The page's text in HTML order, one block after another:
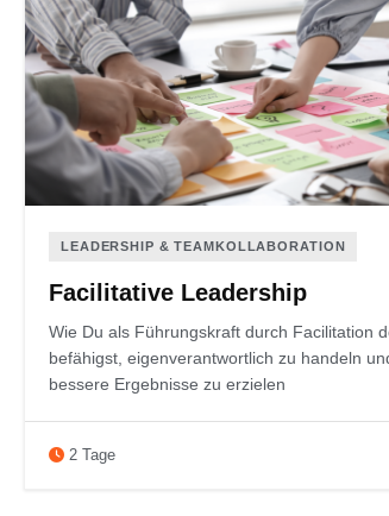
LEADERSHIP & TEAMKOLLABORATION
Facilitative Leadership
Wie Du als Führungskraft durch Facilitation
befähigst, eigenverantwortlich zu handeln
bessere Ergebnisse zu erzielen
2 Tage